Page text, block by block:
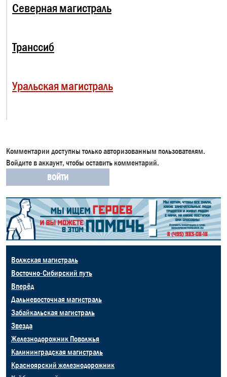
Северная магистраль
Транссиб
Уральская магистраль
Комментарии доступны только авторизованным пользователям.
Войдите в аккаунт, чтобы оставить комментарий.
ВОЙТИ
Волжская магистраль
Восточно-Сибирский путь
Вперёд
Дальневосточная магистраль
Забайкальская магистраль
Звезда
Железнодорожник Поволжья
Калининградская магистраль
Красноярский железнодорожник